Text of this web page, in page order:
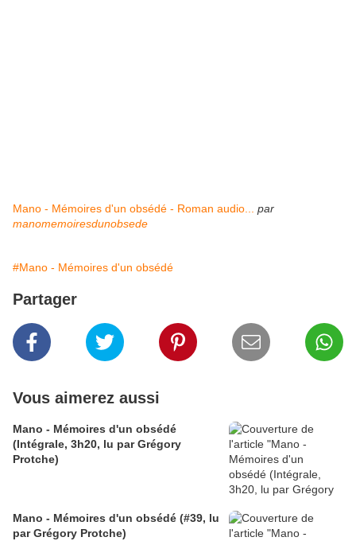
Mano - Mémoires d'un obsédé - Roman audio...
par
manomemoiresdunobsede
#Mano - Mémoires d'un obsédé
Partager
Vous aimerez aussi
Mano - Mémoires d'un obsédé
(Intégrale, 3h20, lu par Grégory
Protche)
Mano - Mémoires d'un obsédé (#39, lu
par Grégory Protche)